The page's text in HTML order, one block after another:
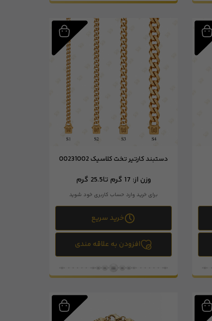
دستبند کارتیر تخت کلاسیک 00231002
وزن از: 17 گرم تا 25.5 گرم
برای خرید وارد حساب کاربری خود شوید
خرید سریع
افزودن به علاقه مندی